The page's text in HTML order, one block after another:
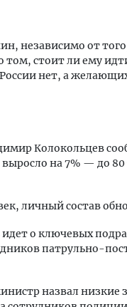
независимо от
стоит ли ему
нет, а
Колокольцев
на 7% — до
личный состав
идет о ключевых
патрульно-
назвал низкие